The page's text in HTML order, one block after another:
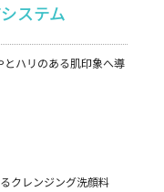
ステム
ハリのある肌印象へ導
クレンジング洗顔料